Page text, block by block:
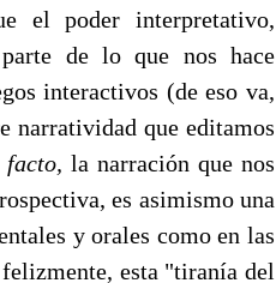
el poder interpretativo,
de lo que nos hace
interactivos (de eso va,
narratividad que editamos
facto, la narración que nos
es asimismo una
y orales como en las
esta "tiranía del